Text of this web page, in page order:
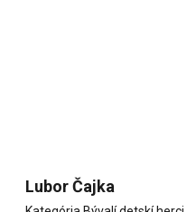
Lubor Čajka